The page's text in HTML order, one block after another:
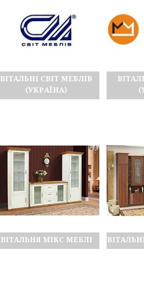
ВІТАЛЬНІ СВІТ МЕБЛІВ
(УКРАЇНА)
ВІТАЛЬНЯ МІКС МЕБЛІ